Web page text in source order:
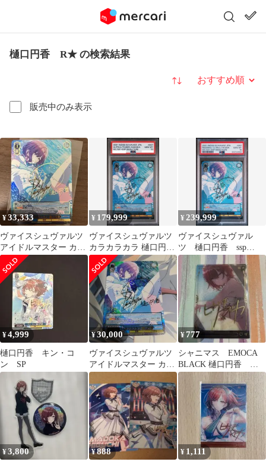
樋口円香 R★ の検索結果
販売中のみ表示
並び替え
¥33,333
ヴァイスシュヴァルツ
アイドルマスター カラ
カラカラ 樋口円香 ssp
サイン
¥ 179,999
ヴァイスシュヴァルツ
カラカラカラ 樋口円
香 SSP サイン PSA10
¥ 239,999
ヴァイスシュヴァル
ツ 樋口円香 ssp
psa10 シャニマス
¥4,999
樋口円香 キン・コ
ン SP
¥30,000
ヴァイスシュヴァルツ
アイドルマスター カラ
カラカラ 樋口円香 ssp
サイン
¥777
シャニマス EMOCA
BLACK 樋口円香 箔
押し
¥3,800 ¥888 ¥ 1,111